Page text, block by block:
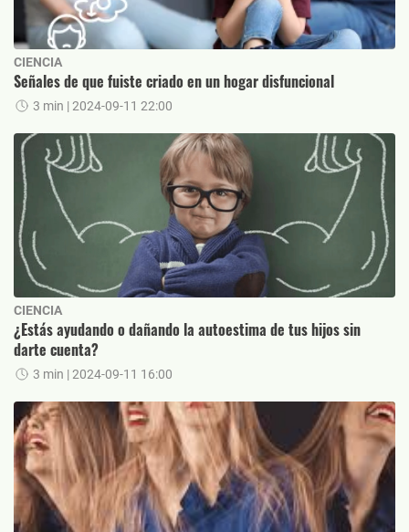
CIENCIA
Señales de que fuiste criado en un hogar disfuncional
3 min | 2024-09-11 22:00
CIENCIA
¿Estás ayudando o dañando la autoestima de tus hijos sin
darte cuenta?
3 min | 2024-09-11 16:00